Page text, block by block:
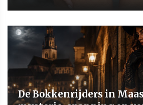
De Bokkenrijders in